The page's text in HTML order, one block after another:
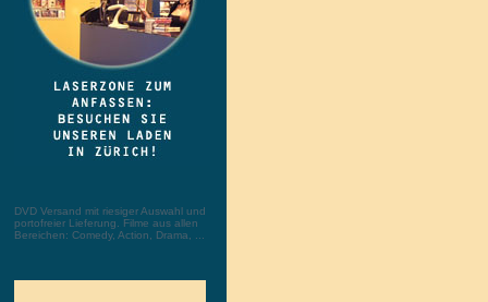
DVD Versand mit riesiger Auswahl und
portofreier Lieferung. Filme aus allen
Bereichen: Comedy, Action, Drama, ...